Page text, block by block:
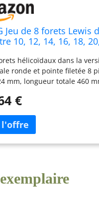
Jeu de 8 forets
10, 12, 14, 16, 18,
hélicoïdaux dans la
ronde et pointe filetée 8
mm, longueur totale 460
supérieure Tête et tige
€